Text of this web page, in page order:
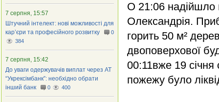
О 21:06 надійшло
Олександрія.
горить 50 м²
двоповерхової
00:11вже 19 січня
пожежу було
7 серпня, 15:57
Штучний інтелект: нові можливості для
кар’єри та професійного розвитку
0
384
7 серпня, 15:42
До уваги одержувачів виплат через АТ
“Укрексімбанк”: необхідно обрати
інший банк
0 400